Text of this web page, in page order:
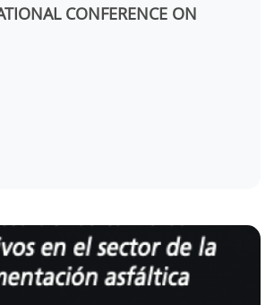
CONFERENCE ON